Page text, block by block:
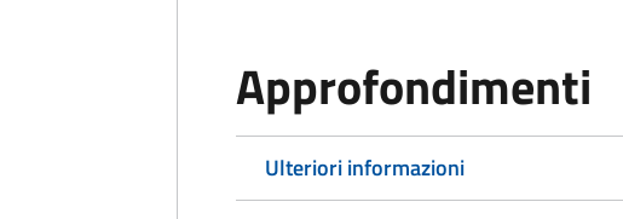
Approfondimenti
Ulteriori informazioni